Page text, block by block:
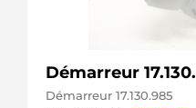
Démarreur
Démarreur 17.130.985